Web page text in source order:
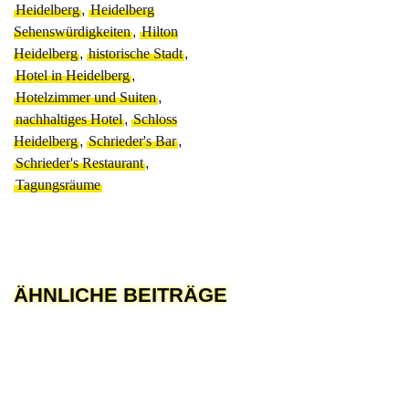
Heidelberg, Heidelberg
Sehenswürdigkeiten, Hilton
Heidelberg, historische Stadt,
Hotel in Heidelberg,
Hotelzimmer und Suiten,
nachhaltiges Hotel, Schloss
Heidelberg, Schrieder's Bar,
Schrieder's Restaurant,
Tagungsräume
ÄHNLICHE BEITRÄGE